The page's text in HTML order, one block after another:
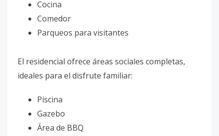
Cocina
Comedor
Parqueos para visitantes
El residencial ofrece áreas sociales completas,
ideales para el disfrute familiar:
Piscina
Gazebo
Área de BBQ